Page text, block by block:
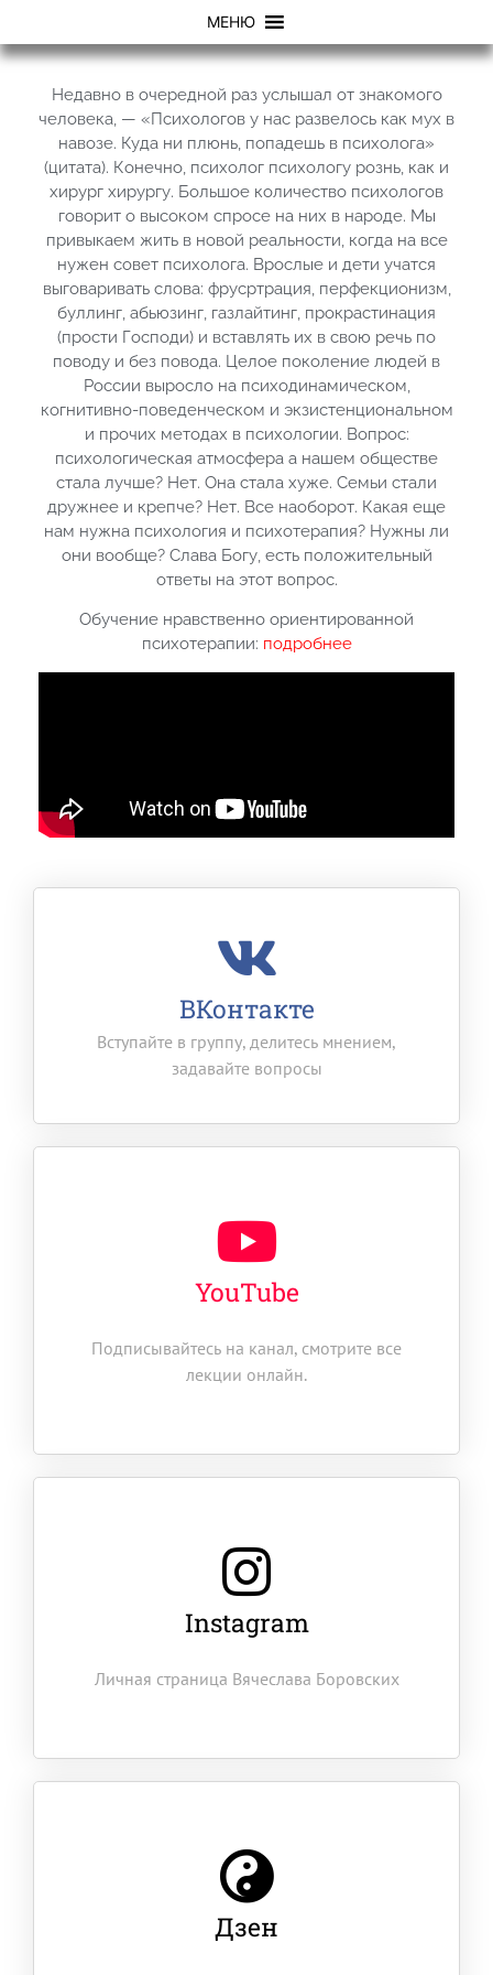
МЕНЮ
Недавно в очередной раз услышал от знакомого
человека, — «Психологов у нас развелось как мух в
навозе. Куда ни плюнь, попадешь в психолога»
(цитата). Конечно, психолог психологу рознь, как и
хирург хирургу. Большое количество психологов
говорит о высоком спросе на них в народе. Мы
привыкаем жить в новой реальности, когда на все
нужен совет психолога. Врослые и дети учатся
выговаривать слова: фрусртрация, перфекционизм,
буллинг, абьюзинг, газлайтинг, прокрастинация
(прости Господи) и вставлять их в свою речь по
поводу и без повода. Целое поколение людей в
России выросло на психодинамическом,
когнитивно-поведенческом и экзистенциональном
и прочих методах в психологии. Вопрос:
психологическая атмосфера а нашем обществе
стала лучше? Нет. Она стала хуже. Семьи стали
дружнее и крепче? Нет. Все наоборот. Какая еще
нам нужна психология и психотерапия? Нужны ли
они вообще? Слава Богу, есть положительный
ответы на этот вопрос.
Обучение нравственно ориентированной
психотерапии: подробнее
ВКонтакте
Вступайте в группу, делитесь мнением,
задавайте вопросы
YouTube
Подписывайтесь на канал, смотрите все
лекции онлайн.
Instagram
Личная страница Вячеслава Боровских
Дзен